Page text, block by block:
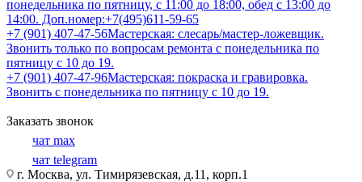
понедельника по пятницу, с 11:00 до 18:00, обед с 13:00 до
14:00. Доп.номер:+7(495)611-59-65
+7 (901) 407-47-56Мастерская: слесарь/мастер-ложевщик.
Звонить только по вопросам ремонта с понедельника по
пятницу с 10 до 19.
+7 (901) 407-47-96Мастерская: покраска и гравировка.
Звонить с понедельника по пятницу с 10 до 19.
Заказать звонок
чат max
чат telegram
г. Москва, ул. Тимирязевская, д.11, корп.1